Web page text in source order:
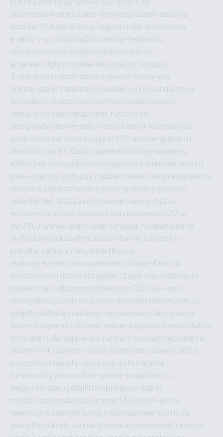
store-brawl-stars.rukts-services.rudark-sand.ru
sindika-01.rusp-life.rux-legion.rusib-archives.ru
e-abis-1-c.rusindika01.ruvenda-festival.ru
store-brawlstars.rudooraleksandria.ru
antenna-highly.ru mine-lab-msk.ru1-mus.ru
3-sex-porn.ruban-damn.rupurse-factory.ru
viagra-tablet.rufasbags.ruadler-jun.rubandamn.ru
fincontech.ru3sexporn.ru1mus.rudarksand.ru
rebus-toys.ru minelab-msk.ru rtdco.ru
seo-prodvizhenie-sajtov-stroitelnyh-kompanij.ru
card-voice.ru rulonnyygazon177.rusnow-guard.ru
domizbrusa-9x12spb.rudemaholding.ruaalse.ru
a380club.ruargentinamia.ruperkoka.ru movie-one.ru
perk-oka.rug-octopus.rusibarchives.ruandreislyusar.ru
naruto-x.rupursefactory.rutor-lyubov-i-grom.ru
spayderhed-2022.ru movieone.ruevro-dez.ru
webamator.ru ma-absolut1.ruavtopomosch27.ru
nv-750.ru news-plain.ru nertansaga.rudelanalad.ru
dizfiles.ruyoutubefree.ruaria-family.ru roadli.ru
planeta-samara.ru mysmartbuy.ru
matrasy-kemerovo.ruashanet.rutrade-farm.ru
dotcustoms.rudomizbrusa9x12spb.ruautodamp.ru
narasimha.rudjcommodities.ru nv750.rux-ton.ru
newsplain.rucardvoice.ru modopaper.ru manunae.ru
gbget.rualfeihavsalnassr.ru madoma.rutajuncos.ru
petrovkasports.ruporno-online-besplatno.rusplclub.ru
york-life.rudoroga-expo.ru ribery.rucleanmedicine.ru
slovar-ivrit.ruporno-video-besplatno.ruseks-365.ru
ovucontrol.rusloty-igrovyye-avtomaty.ru
ru-industriya.ru russkoe-porno-besplatno.ru
belgorod-day.rudigilith.rupichkurovlab.ru
medic-today.rutaksu.rucomp123.rudon-ykt.ru
teensvoice.ru imgsharing.rudomashnee-porno.ru
eva-elfie.rufoto-tur.rubiz-doska.ru metropoltravel.ru